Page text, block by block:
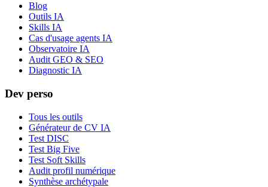
Blog
Outils IA
Skills IA
Cas d'usage agents IA
Observatoire IA
Audit GEO & SEO
Diagnostic IA
Dev perso
Tous les outils
Générateur de CV IA
Test DISC
Test Big Five
Test Soft Skills
Audit profil numérique
Synthèse archétypale